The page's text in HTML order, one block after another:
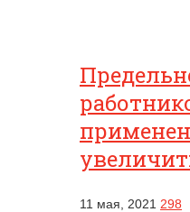
11 мая, 2021 298